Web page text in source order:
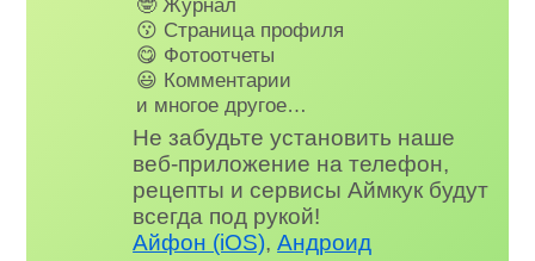
😗 Страница профиля
😋 Фотоотчеты
😃 Комментарии
и многое другое…
Не забудьте установить наше
веб-приложение на телефон,
рецепты и сервисы Аймкук будут
всегда под рукой!
Айфон (iOS),Андроид